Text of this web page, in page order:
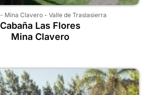
- Mina Clavero - Valle de Traslasierra
Cabaña Las Flores
Mina Clavero